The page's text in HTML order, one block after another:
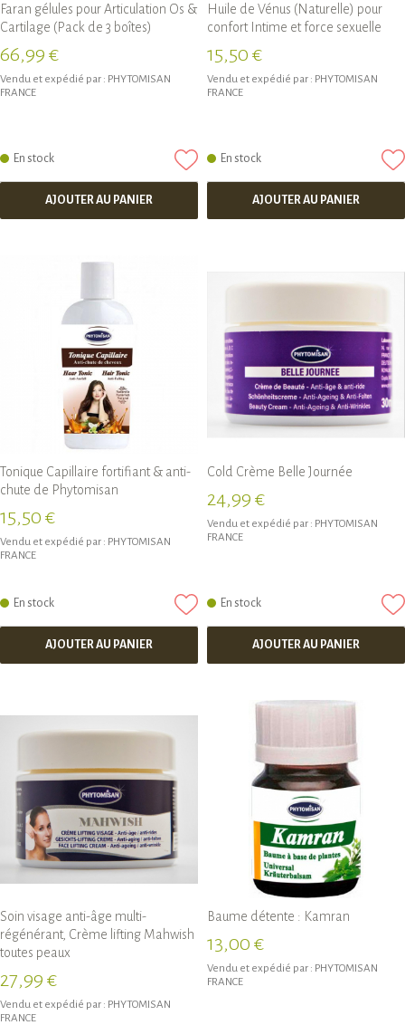
Faran gélules pour Articulation Os &
Cartilage (Pack de 3 boîtes)
66,99 €
Vendu et expédié par : PHYTOMISAN
FRANCE
En stock
AJOUTER AU PANIER
Huile de Vénus (Naturelle) pour
confort Intime et force sexuelle
15,50 €
Vendu et expédié par : PHYTOMISAN
FRANCE
En stock
AJOUTER AU PANIER
Tonique Capillaire fortifiant & anti-
chute de Phytomisan
15,50 €
Vendu et expédié par : PHYTOMISAN
FRANCE
En stock
AJOUTER AU PANIER
Cold Crème Belle Journée
24,99 €
Vendu et expédié par : PHYTOMISAN
FRANCE
En stock
AJOUTER AU PANIER
Soin visage anti-âge multi-
régénérant, Crème lifting Mahwish
toutes peaux
27,99 €
Vendu et expédié par : PHYTOMISAN
FRANCE
Baume détente : Kamran
13,00 €
Vendu et expédié par : PHYTOMISAN
FRANCE